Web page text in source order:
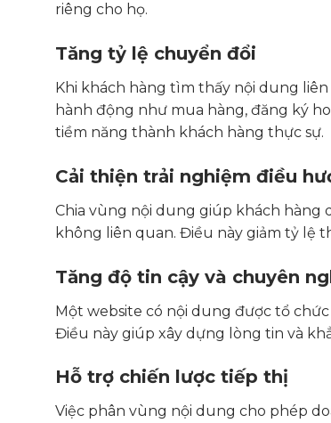
riêng cho họ.
Tăng tỷ lệ chuyển đổi
Khi khách hàng tìm thấy nội dung
hành động như mua hàng, đăng ký
tiềm năng thành khách hàng thực sự.
Cải thiện trải nghiệm điều
Chia vùng nội dung giúp khách hàng
không liên quan. Điều này giảm tỷ lệ
Tăng độ tin cậy và chuyên
Một website có nội dung được tổ
Điều này giúp xây dựng lòng tin và
Hỗ trợ chiến lược tiếp thị
Việc phân vùng nội dung cho phép